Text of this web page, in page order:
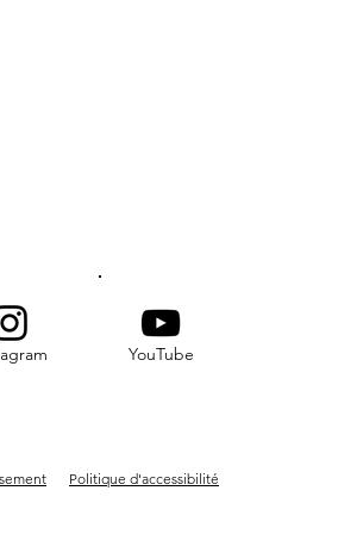
YouTube
Politique d'accessibilité